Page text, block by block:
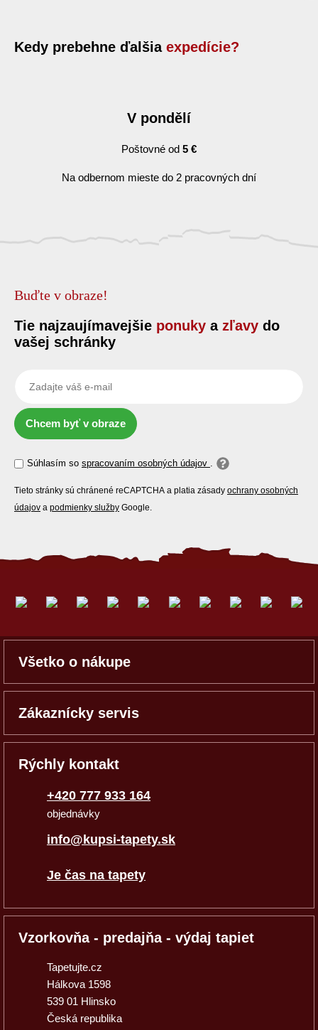
Kedy prebehne ďalšia expedície?
V pondělí
Poštovné od 5 €
Na odbernom mieste do 2 pracovných dní
Buďte v obraze!
Tie najzaujímavejšie ponuky a zľavy do
vašej schránky
Chcem byť v obraze
Súhlasím so spracovaním osobných údajov .
Tieto stránky sú chránené reCAPTCHA a platia zásady ochrany osobných
údajov a podmienky služby Google.
Všetko o nákupe
Zákaznícky servis
Rýchly kontakt
+420 777 933 164
objednávky
info@kupsi-tapety.sk
Je čas na tapety
Vzorkovňa - predajňa - výdaj tapiet
Tapetujte.cz
Hálkova 1598
539 01 Hlinsko
Česká republika